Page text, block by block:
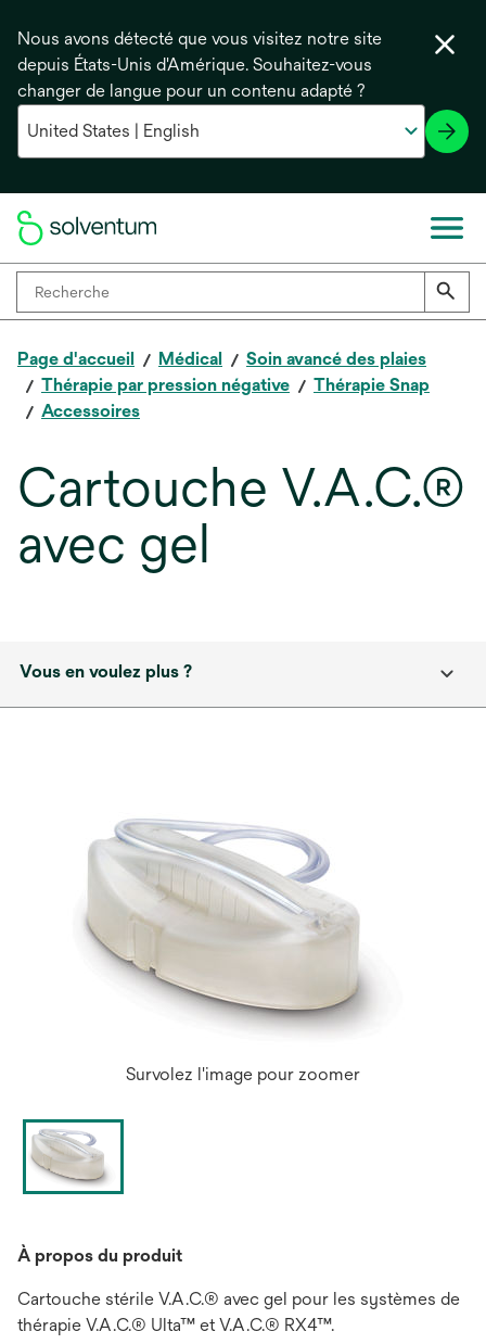
Nous avons détecté que vous visitez notre site
depuis États-Unis d'Amérique. Souhaitez-vous
changer de langue pour un contenu adapté ?
Page d'accueil Médical
Soin avancé des plaies
Thérapie par pression négative
Thérapie Snap
Accessoires
Cartouche V.A.C.®
avec gel
Vous en voulez plus ?
Survolez l'image pour zoomer
À propos du produit
Cartouche stérile V.A.C.® avec gel pour les systèmes de
thérapie V.A.C.® Ulta™ et V.A.C.® RX4™.